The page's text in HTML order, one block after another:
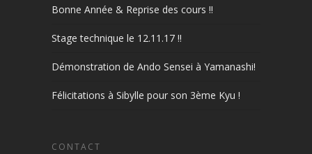
Bonne Année & Reprise des cours !!
Stage technique le 12.11.17 !!
Démonstration de Ando Sensei à Yamanashi!
Félicitations à Sibylle pour son 3ème Kyu !
CONTACT